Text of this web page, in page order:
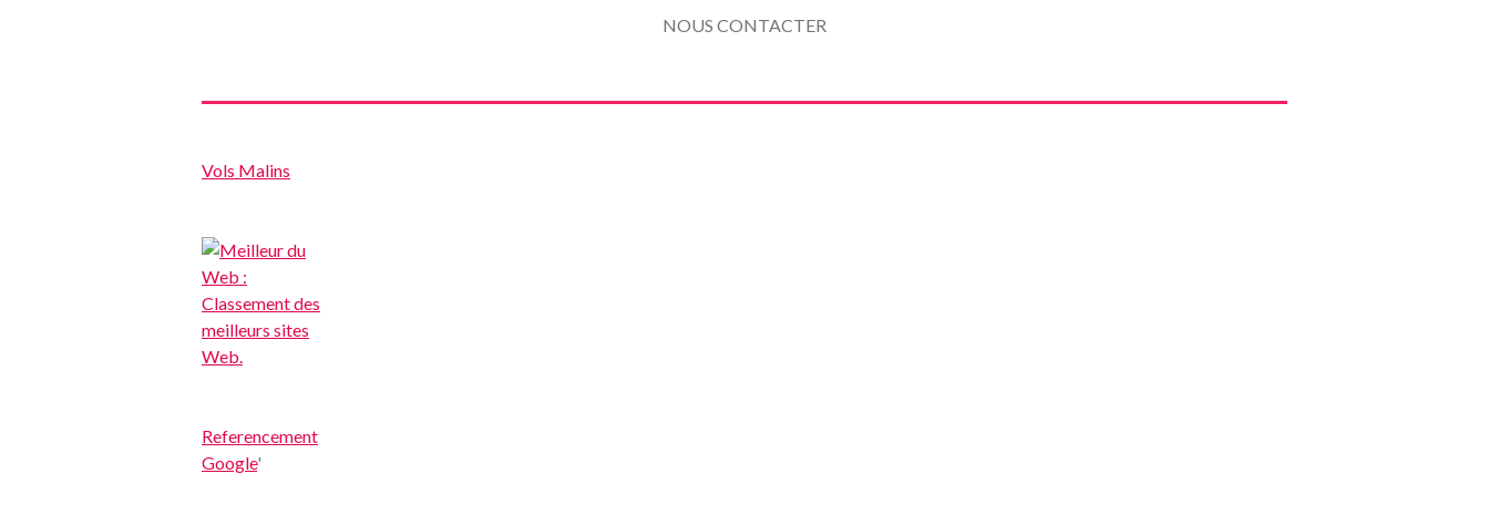
NOUS CONTACTER
Vols Malins
Referencement
Google'